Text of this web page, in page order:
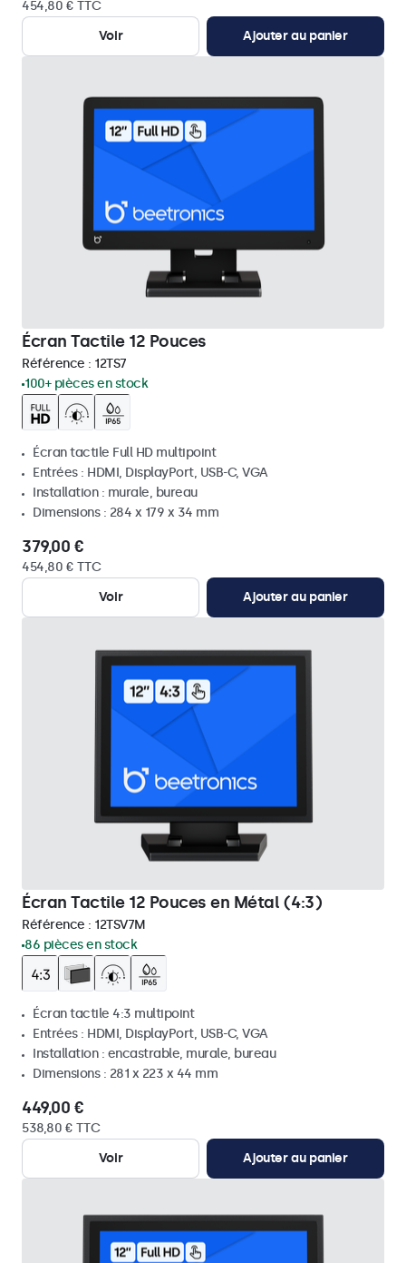
454,80 € TTC
Voir
Ajouter au panier
Écran Tactile 12 Pouces
Référence : 12TS7
100+ pièces en stock
Écran tactile Full HD multipoint
Entrées : HDMI, DisplayPort, USB-C, VGA
Installation : murale, bureau
Dimensions : 284 x 179 x 34 mm
379,00 €
454,80 € TTC
Voir
Ajouter au panier
Écran Tactile 12 Pouces en Métal (4:3)
Référence : 12TSV7M
86 pièces en stock
Écran tactile 4:3 multipoint
Entrées : HDMI, DisplayPort, USB-C, VGA
Installation : encastrable, murale, bureau
Dimensions : 281 x 223 x 44 mm
449,00 €
538,80 € TTC
Voir
Ajouter au panier